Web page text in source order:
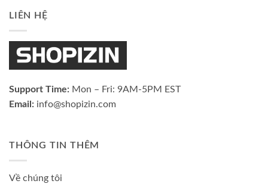
LIÊN HỆ
Support Time: Mon – Fri: 9AM-5PM EST
Email: info@shopizin.com
THÔNG TIN THÊM
Về chúng tôi